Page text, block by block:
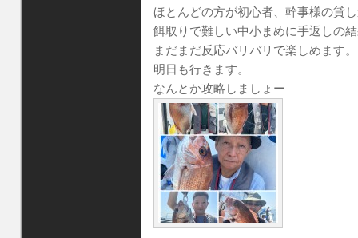
ほとんどの方が初心者、幹事様の貸
餌取りで難しい中小まめに手返しの
まだまだ反応バリバリで楽しめます。
明日も行きます。
なんとか攻略しましょー